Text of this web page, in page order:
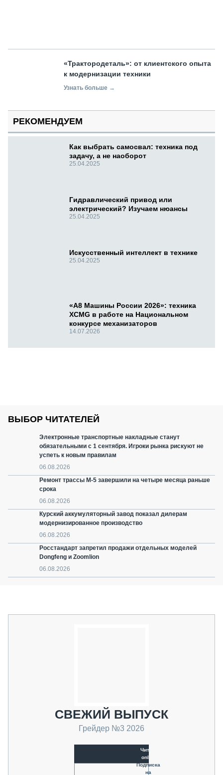
«Трактородеталь»: от клиентского опыта
к модернизации техники
Узнать больше →
РЕКОМЕНДУЕМ
Как выбрать самосвал: техника под
задачу, а не наоборот
25.04.2025
Гидравлический привод или
электрический? Изучаем нюансы
25.04.2025
Искусственный интеллект в технике
25.04.2025
«А8 Машины России 2026»: техника
XCMG в работе на Национальном
конкурсе механизаторов
14.07.2026
ВЫБОР ЧИТАТЕЛЕЙ
Электронные транспортные накладные станут
обязательными с 1 сентября. Игроки рынка рискуют не
успеть к новым правилам
06.08.2026
Ремонт трассы М-5 завершили на четыре месяца раньше
срока
06.08.2026
Курский аккумуляторный завод показал дилерам
модернизированное производство
06.08.2026
Росстандарт запретил продажи отдельных моделей
Dongfeng и Zoomlion
06.08.2026
СВЕЖИЙ ВЫПУСК
Грейдер №3 2026
Читать
online
Подписка
на